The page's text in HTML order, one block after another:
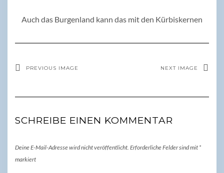
Auch das Burgenland kann das mit den Kürbiskernen
PREVIOUS IMAGE NEXT IMAGE
SCHREIBE EINEN KOMMENTAR
Deine E-Mail-Adresse wird nicht veröffentlicht. Erforderliche Felder sind mit *
markiert